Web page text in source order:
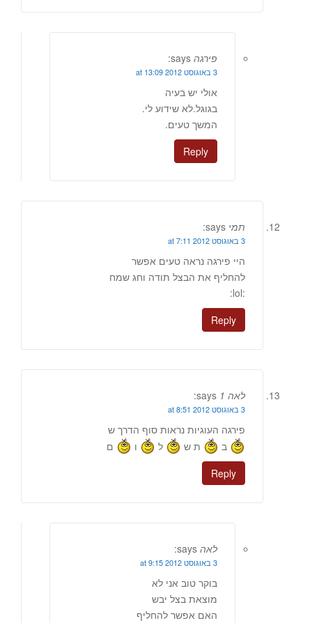
פירגה says:
3 באוגוסט 2012 at 13:09
אולי יש בעיה
בגוגל.לא שידוע לי.
המשך טעים.
Reply
תמי says:
3 באוגוסט 2012 at 7:11
היי פירגה נראה טעים אפשר
להחליף את הבצל תודה וחג שמח
:lol:
Reply
לאה 1 says:
3 באוגוסט 2012 at 8:51
פירגה העוגיות נראות סוף הדרך ש
ב
ת ש ל ו
ם
Reply
לאה says:
3 באוגוסט 2012 at 9:15
בוקר טוב אני לא
מוצאת בצל יבש
האם אפשר להחליף